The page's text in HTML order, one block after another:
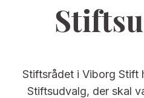
Stiftsrådet i Viborg Stift
Stiftsudvalg, der skal